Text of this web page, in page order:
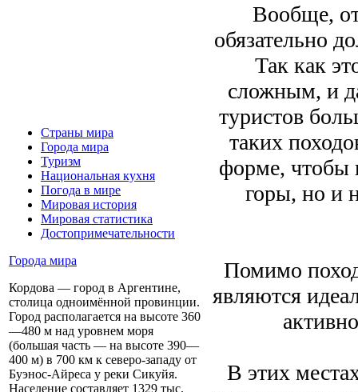
Страны мира
Города мира
Туризм
Национальная кухня
Погода в мире
Мировая история
Мировая статистика
Достопримечательности
Города мира
Кордова — город в Аргентине,
столица одноимённой провинции.
Город располагается на высоте 360
—480 м над уровнем моря
(большая часть — на высоте 390—
400 м) в 700 км к северо-западу от
Буэнос-Айреса у реки Сикуйя.
Население составляет 1329 тыс.
Вообще,
обязательно
Так как
сложным, и
туристов
таких
форме, чтобы
горы, но и
Помимо
являются
В этих